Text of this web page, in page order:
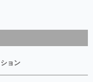
ョン